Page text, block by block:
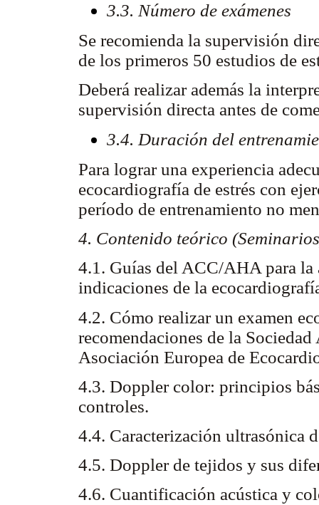
3.3. Número de exámenes
Se recomienda la supervisión
de los primeros 50 estudios de
Deberá realizar además la
supervisión directa antes de
3.4. Duración del
Para lograr una experiencia
ecocardiografía de estrés con
período de entrenamiento no
4. Contenido teórico
4.1. Guías del ACC/AHA para
indicaciones de la
4.2. Cómo realizar un examen
recomendaciones de la
Asociación Europea de
4.3. Doppler color: principios
controles.
4.4. Caracterización ultrasónica
4.5. Doppler de tejidos y sus
4.6. Cuantificación acústica y